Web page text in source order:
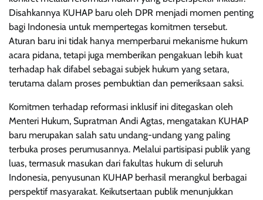
Disahkannya KUHAP baru oleh DPR menjadi momen penting
bagi Indonesia untuk mempertegas komitmen tersebut.
Aturan baru ini tidak hanya memperbarui mekanisme hukum
acara pidana, tetapi juga memberikan pengakuan lebih kuat
terhadap hak difabel sebagai subjek hukum yang setara,
terutama dalam proses pembuktian dan pemeriksaan saksi.
Komitmen terhadap reformasi inklusif ini ditegaskan oleh
Menteri Hukum, Supratman Andi Agtas, mengatakan KUHAP
baru merupakan salah satu undang-undang yang paling
terbuka proses perumusannya. Melalui partisipasi publik yang
luas, termasuk masukan dari fakultas hukum di seluruh
Indonesia, penyusunan KUHAP berhasil merangkul berbagai
perspektif masyarakat. Keikutsertaan publik menunjukkan